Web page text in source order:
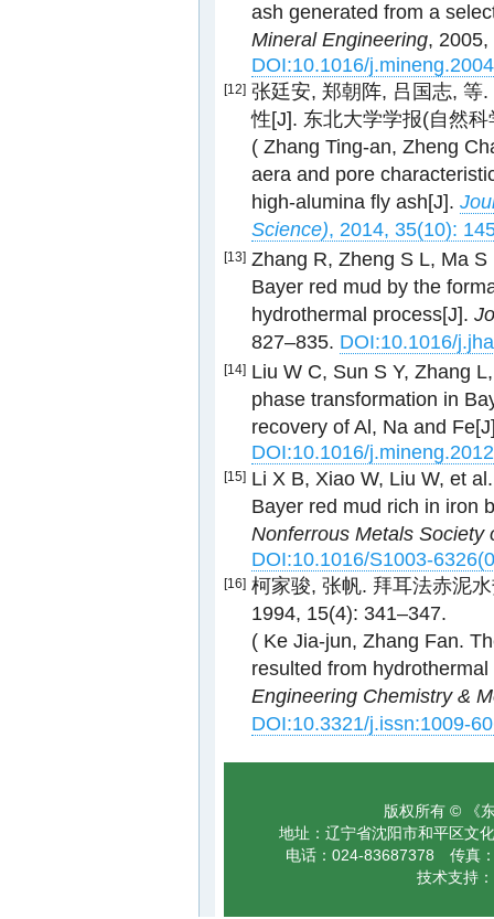
ash generated from a
Mineral Engineering,
DOI:10.1016/
[12] 张廷安, 郑朝阵, 吕国志, 等
性[J]. 东北大学学报(自然
( Zhang Ting-an, Zheng
aera and pore
high-alumina fly ash[J].
Science), 2014, 35(10):
[13] Zhang R, Zheng S L, Ma
Bayer red mud by the
hydrothermal process[J].
827–835. DOI:10.1016/
[14] Liu W C, Sun S Y, Zhang
phase transformation in
recovery of Al, Na and
DOI:10.1016/
[15] Li X B, Xiao W, Liu W, et
Bayer red mud rich in iron
Nonferrous Metals Society
DOI:10.1016/S1003-
[16] 柯家骏, 张帆. 拜耳法赤泥
1994, 15(4): 341–347.
( Ke Jia-jun, Zhang Fan.
resulted from
Engineering Chemistry &
DOI:10.3321/j.issn:1009-